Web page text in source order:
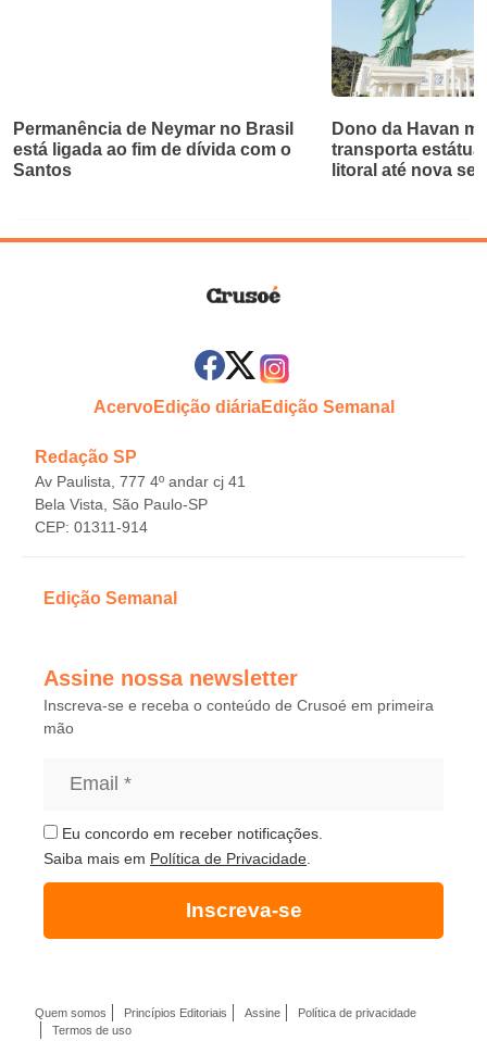
Permanência de Neymar no Brasil
está ligada ao fim de dívida com o
Santos
Dono da Havan
transporta
litoral até nova
AcervoEdição diáriaEdição Semanal
Redação SP
Av Paulista, 777 4º andar cj 41
Bela Vista, São Paulo-SP
CEP: 01311-914
Edição Semanal
Assine nossa newsletter
Inscreva-se e receba o conteúdo de Crusoé em primeira
mão
Eu concordo em receber notificações.
Saiba mais em Política de Privacidade
Inscreva-se
Quem somos Princípios Editoriais Assine
Política de privacidade
Termos de uso